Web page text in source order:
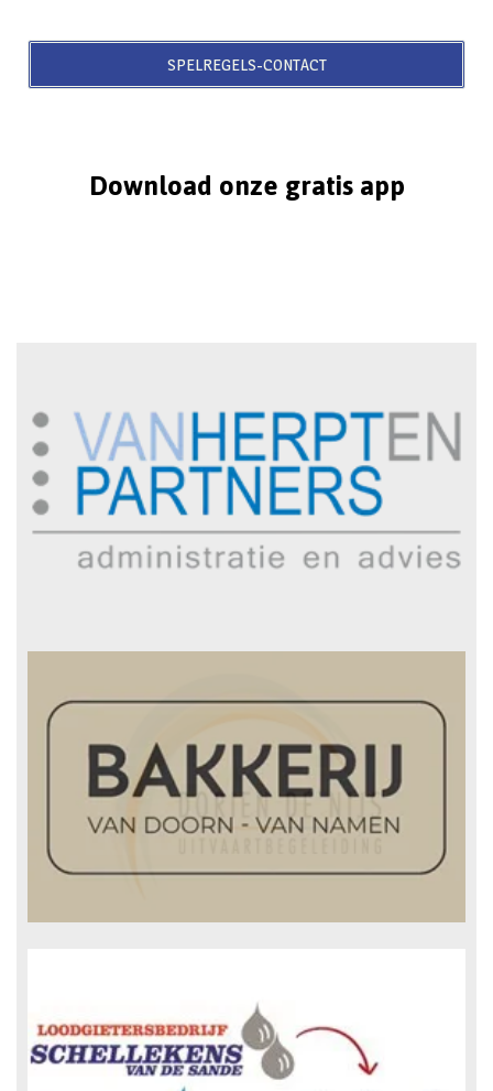
SPELREGELS-CONTACT
Download onze gratis app